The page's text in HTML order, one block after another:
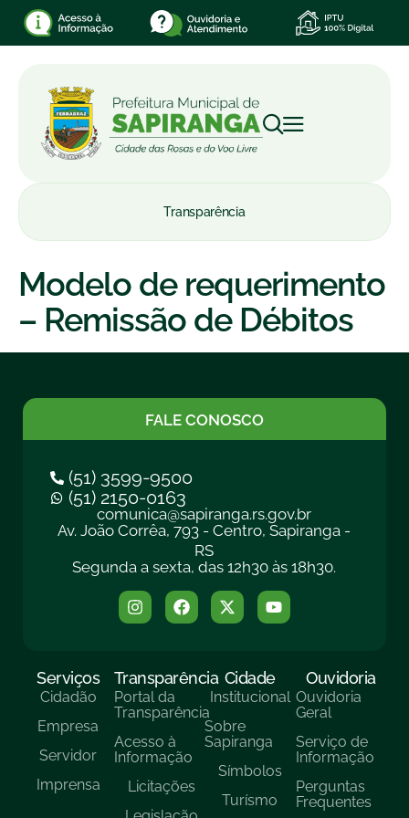
Transparência
Modelo de requerimento
– Remissão de Débitos
FALE CONOSCO
(51) 3599-9500
(51) 2150-0163
comunica@sapiranga.rs.gov.br
Av. João Corrêa, 793 - Centro, Sapiranga -
RS
Segunda a sexta, das 12h30 às 18h30.
Serviços
Cidadão
Empresa
Servidor
Imprensa
Transparência
Portal da
Transparência
Acesso à
Informação
Licitações
Cidade
Institucional
Sobre
Sapiranga
Símbolos
Turísmo
Ouvidoria
Ouvidoria
Geral
Serviço de
Informação
Perguntas
Frequentes